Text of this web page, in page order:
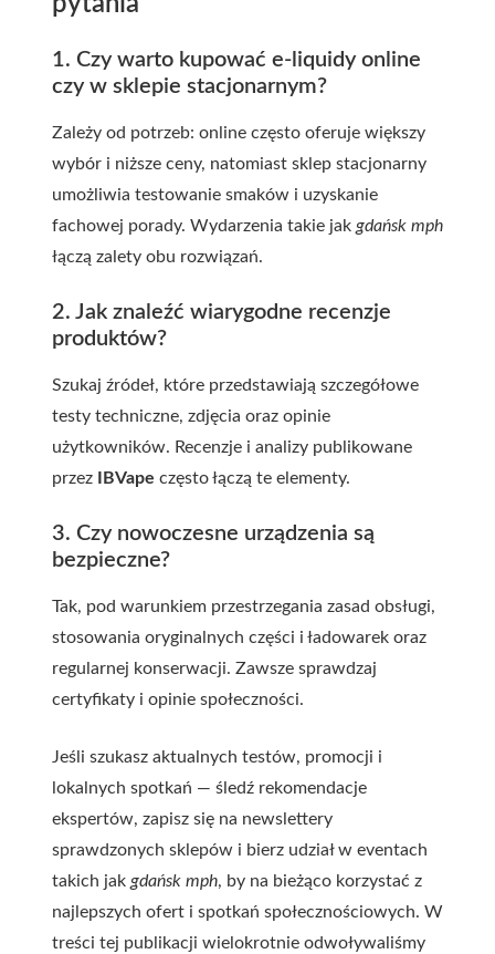
1. Czy warto kupować e-liquidy online
czy w sklepie stacjonarnym?
Zależy od potrzeb: online często oferuje większy
wybór i niższe ceny, natomiast sklep stacjonarny
umożliwia testowanie smaków i uzyskanie
fachowej porady. Wydarzenia takie jak gdańsk mph
łączą zalety obu rozwiązań.
2. Jak znaleźć wiarygodne recenzje
produktów?
Szukaj źródeł, które przedstawiają szczegółowe
testy techniczne, zdjęcia oraz opinie
użytkowników. Recenzje i analizy publikowane
przez
IBVape często łączą te elementy.
3. Czy nowoczesne urządzenia są
bezpieczne?
Tak, pod warunkiem przestrzegania zasad obsługi,
stosowania oryginalnych części i ładowarek oraz
regularnej konserwacji. Zawsze sprawdzaj
certyfikaty i opinie społeczności.
Jeśli szukasz aktualnych testów, promocji i
lokalnych spotkań — śledź rekomendacje
ekspertów, zapisz się na newslettery
sprawdzonych sklepów i bierz udział w eventach
takich jak gdańsk mph, by na bieżąco korzystać z
najlepszych ofert i spotkań społecznościowych. W
treści tej publikacji wielokrotnie odwoływaliśmy